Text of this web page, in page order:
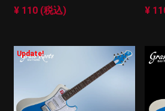
¥ 110 (税込) ¥
Update!